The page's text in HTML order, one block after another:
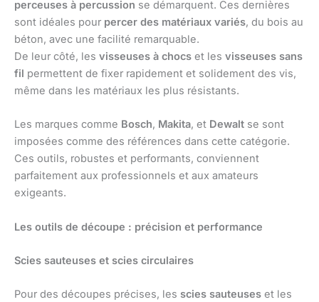
perceuses à percussion se démarquent. Ces dernières
sont idéales pour percer des matériaux variés, du bois au
béton, avec une facilité remarquable.
De leur côté, les visseuses à chocs et les visseuses sans
fil permettent de fixer rapidement et solidement des vis,
même dans les matériaux les plus résistants.
Les marques comme Bosch, Makita, et Dewalt se sont
imposées comme des références dans cette catégorie.
Ces outils, robustes et performants, conviennent
parfaitement aux professionnels et aux amateurs
exigeants.
Les outils de découpe : précision et performance
Scies sauteuses et scies circulaires
Pour des découpes précises, les scies sauteuses et les